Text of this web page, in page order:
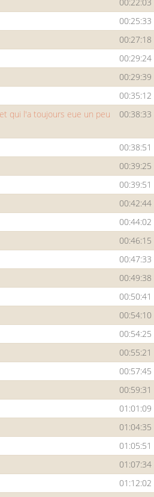
00:25:33
00:27:18
00:29:24
00:29:39
00:35:12
qui l'a toujours eue un peu
00:38:33
00:38:51
00:39:25
00:39:51
00:42:44
00:44:02
00:46:15
00:47:33
00:49:38
00:50:41
00:54:10
00:54:25
00:55:21
00:57:45
00:59:31
01:01:09
01:04:35
01:05:51
01:07:34
01:12:02